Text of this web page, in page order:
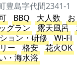
豊島字代間2341-1
BBQ 大人数
グラン 露天風呂
ョン・研修
Wi-Fi
ー
格安 花火OK
・海水浴